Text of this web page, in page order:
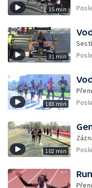
15 min
31 min
183 min
102 min